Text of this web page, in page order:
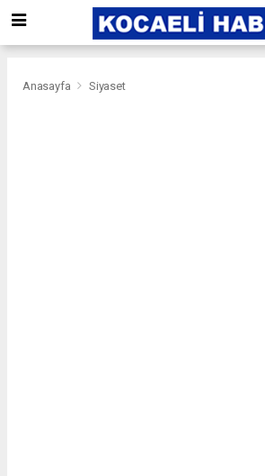
Anasayfa Siyaset